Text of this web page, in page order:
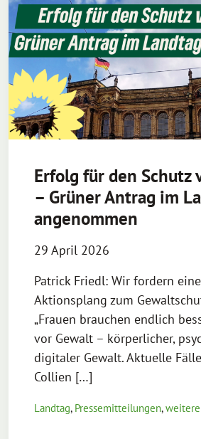
Erfolg für den Schutz
– Grüner Antrag im
angenommen
29 April 2026
Patrick Friedl: Wir fordern
Aktionsplang zum
„Frauen brauchen endlich
vor Gewalt – körperlicher,
digitaler Gewalt. Aktuelle
Collien […]
Landtag, Pressemitteilungen,